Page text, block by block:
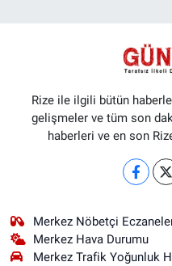
Rize ile ilgili bütün
gelişmeler ve tüm son
haberleri ve en son
Merkez Nöbetçi
Merkez Hava Durumu
Merkez Trafik Yoğunluk